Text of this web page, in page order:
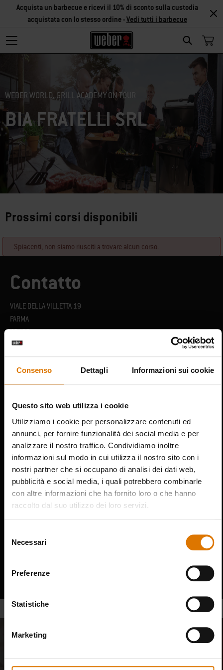
Consenso Dettagli Informazioni sui cookie
Questo sito web utilizza i cookie
Utilizziamo i cookie per personalizzare contenuti ed
annunci, per fornire funzionalità dei social media e per
analizzare il nostro traffico. Condividiamo inoltre
informazioni sul modo in cui utilizza il nostro sito con i
nostri partner che si occupano di analisi dei dati web,
pubblicità e social media, i quali potrebbero combinarle
con altre informazioni che ha fornito loro o che hanno
raccolto dal suo utilizzo dei loro servizi.
delNecessari
Preferenze
Statistiche
Marketing
Search
Acquista un barbecue e ricevi il 10% di sconto sulla custodia
acquistata con lo stesso ordine -Vedi tutti i barbecue
WEBER WORLD, GRILL ACADEMY ON TOUR
BIA FRATELLI SRL
Prossimi corsi disponibili
Spiacenti, non siamo riusciti a trovare alcun corso.
Contatto
VIALE DELLA VILLETTA 19
PARMA
43125
Italia
Indicazioni stradali
Emailinfo@biastore.it
Entra a far parte della nostra
community